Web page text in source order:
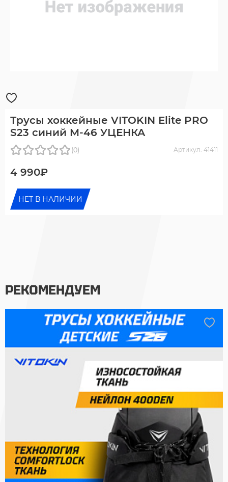
Трусы хоккейные VITOKIN Elite PRO
S23 синий M-46 УЦЕНКА
(0) Артикул: 41411
4 990₽
НЕТ В НАЛИЧИИ
РЕКОМЕНДУЕМ